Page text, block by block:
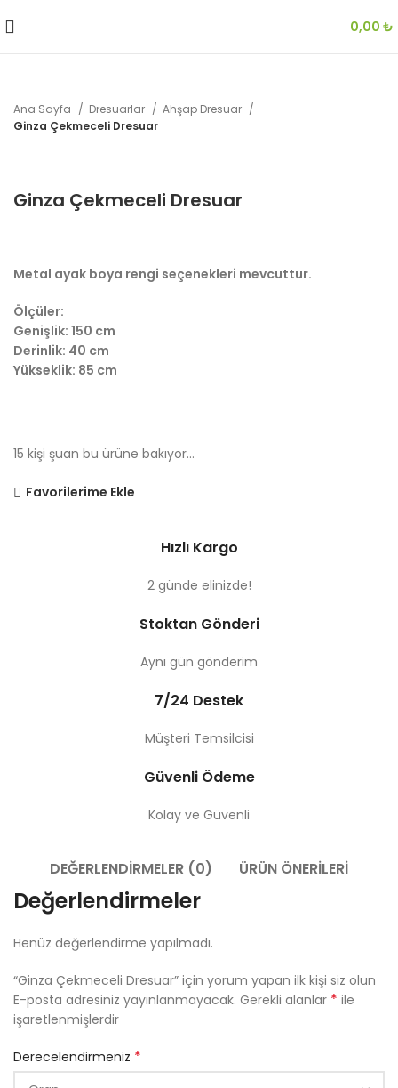
0,00 ₺
Ana Sayfa Dresuarlar
Ahşap Dresuar
Ginza Çekmeceli Dresuar
Ginza Çekmeceli Dresuar
Metal ayak boya rengi seçenekleri mevcuttur.
Ölçüler:
Genişlik: 150 cm
Derinlik: 40 cm
Yükseklik: 85 cm
15 kişi şuan bu ürüne bakıyor...
Favorilerime Ekle
Hızlı Kargo
2 günde elinizde!
Stoktan Gönderi
Aynı gün gönderim
7/24 Destek
Müşteri Temsilcisi
Güvenli Ödeme
Kolay ve Güvenli
DEĞERLENDIRMELER (0) ÜRÜN ÖNERILERI
Değerlendirmeler
Henüz değerlendirme yapılmadı.
“Ginza Çekmeceli Dresuar” için yorum yapan ilk kişi siz olun
E-posta adresiniz yayınlanmayacak. Gerekli alanlar * ile
işaretlenmişlerdir
Derecelendirmeniz *